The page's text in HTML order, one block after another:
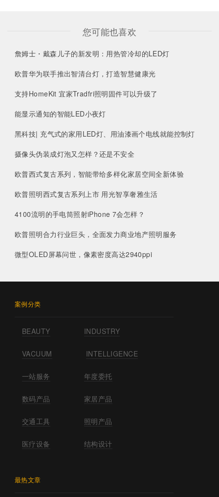
您可能也喜欢
詹姆士・戴森儿子的新发明：用热管冷却的LED灯
欧普华为联手推出智清台灯，打造智慧健康光
支持HomeKit 宜家Tradfri照明固件可以升级了
能显示通知的智能LED小夜灯
黑科技| 充气式的家用LED灯、用油漆画个电线就能控制灯
摄像头伪装成灯泡又怎样？还是不安全
欧普西式复古系列，智能带给多样化家居空间全新体验
欧普照明西式复古系列上市 用光智享奢雅生活
4100流明的手电筒照射iPhone 7会怎样？
欧普照明合力行业巨头，全面发力商业地产照明服务
微型OLED屏幕问世，像素密度高达2940ppi
案例分类
BEAUTY INDUSTRY
VACUUM INTELLIGENCE
一站服务 年度委托
数码产品 家居产品
交通工具 照明产品
医疗设备 结构设计
最热文章